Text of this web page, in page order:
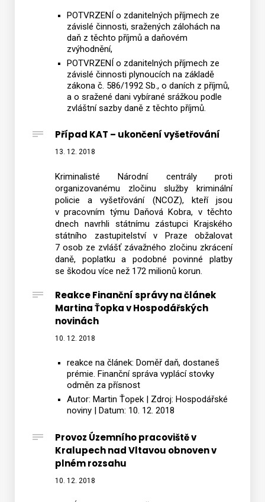
POTVRZENÍ o zdanitelných příjmech ze
závislé činnosti, sražených zálohách na
daň z těchto příjmů a daňovém
zvýhodnění,
POTVRZENÍ o zdanitelných příjmech ze
závislé činnosti plynoucích na základě
zákona č. 586/1992 Sb., o daních z příjmů,
a o sražené dani vybírané srážkou podle
zvláštní sazby daně z těchto příjmů.
Případ KAT – ukončení vyšetřování
13. 12. 2018
Kriminalisté Národní centrály proti
organizovanému zločinu služby kriminální
policie a vyšetřování (NCOZ), kteří jsou
v pracovním týmu Daňová Kobra, v těchto
dnech navrhli státnímu zástupci Krajského
státního zastupitelství v Praze obžalovat
7 osob ze zvlášť závažného zločinu zkrácení
daně, poplatku a podobné povinné platby
se škodou více než 172 milionů korun.
Reakce Finanční správy na článek
Martina Ťopka v Hospodářských
novinách
10. 12. 2018
reakce na článek: Doměř daň, dostaneš
prémie. Finanční správa vyplácí stovky
odměn za přísnost
Autor: Martin Ťopek | Zdroj: Hospodářské
noviny | Datum: 10. 12. 2018
Provoz Územního pracoviště v
Kralupech nad Vltavou obnoven v
plném rozsahu
10. 12. 2018